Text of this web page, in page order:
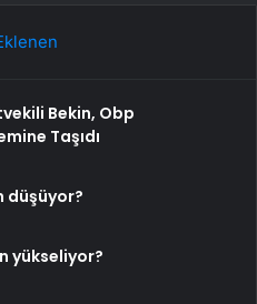
Bekin, Obp
Taşıdı
düşüyor?
yükseliyor?